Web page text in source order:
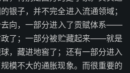
银子，并不完全进入流通领域；
去向，一部分进入了贡赋体系——
政了；一部分被贮藏起来——就是
，藏进地窖了；还有一部分进入
模不大的通胀现象。而很重要的